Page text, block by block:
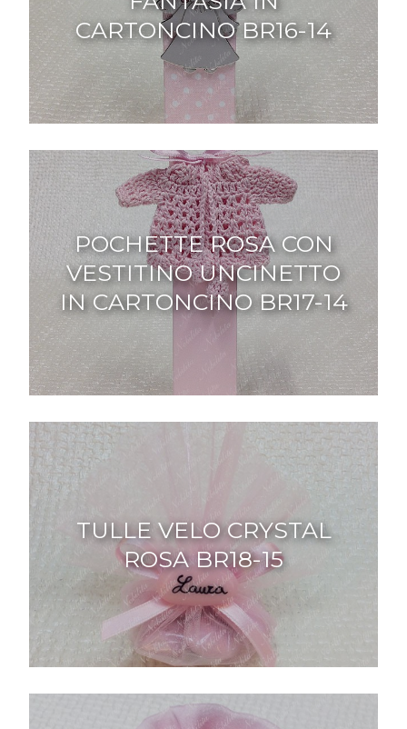
CARTONCINO BR16-14
POCHETTE ROSA CON
VESTITINO UNCINETTO
IN CARTONCINO BR17-14
TULLE VELO CRYSTAL
ROSA BR18-15